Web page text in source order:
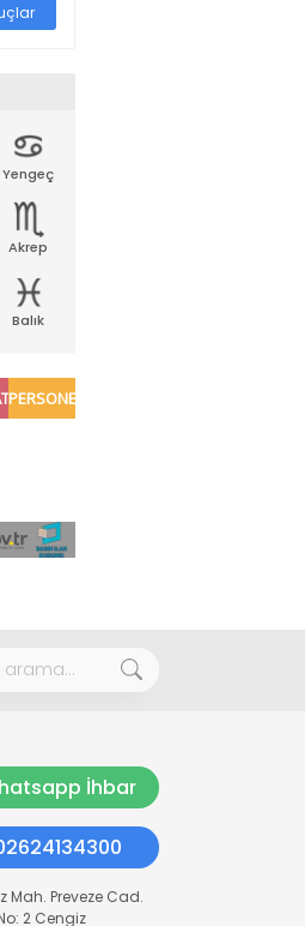
Yengeç
Akrep
Balık
İhbar
Mah. Preveze Cad.
2 Cengiz